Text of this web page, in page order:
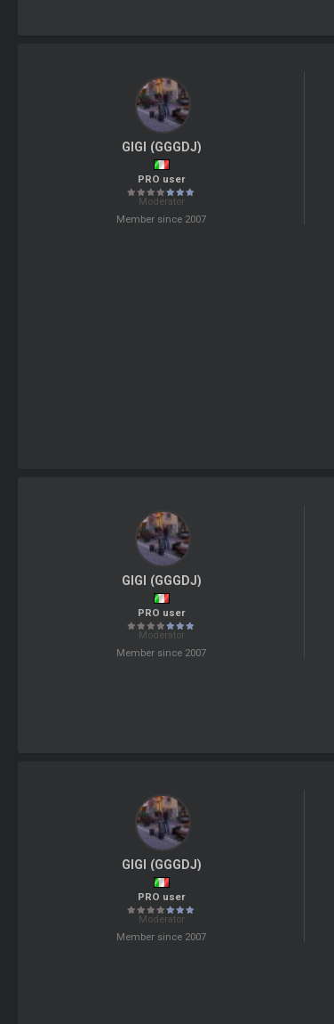
GIGI (GGGDJ)
PRO user
Moderator
Member since 2007
GIGI (GGGDJ)
PRO user
Moderator
Member since 2007
GIGI (GGGDJ)
PRO user
Moderator
Member since 2007